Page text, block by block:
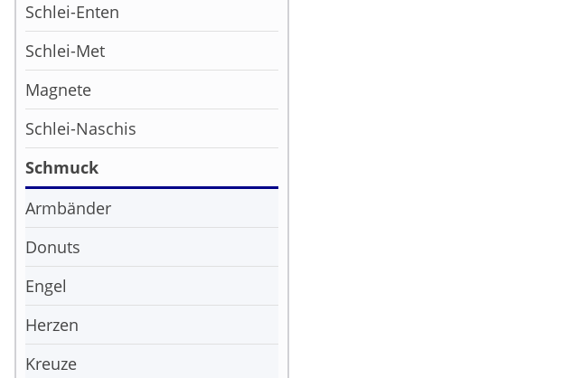
Schlei-Enten
Schlei-Met
Magnete
Schlei-Naschis
Schmuck
Armbänder
Donuts
Engel
Herzen
Kreuze